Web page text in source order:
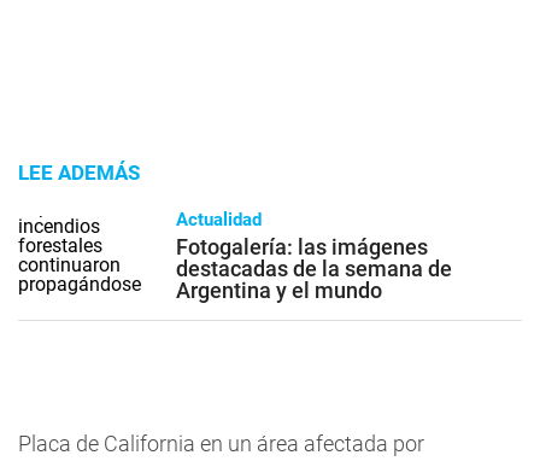
LEE ADEMÁS
Actualidad
Fotogalería: las imágenes
destacadas de la semana de
Argentina y el mundo
Placa de California en un área afectada por